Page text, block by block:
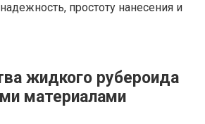
простоту нанесения и
жидкого рубероида
материалами